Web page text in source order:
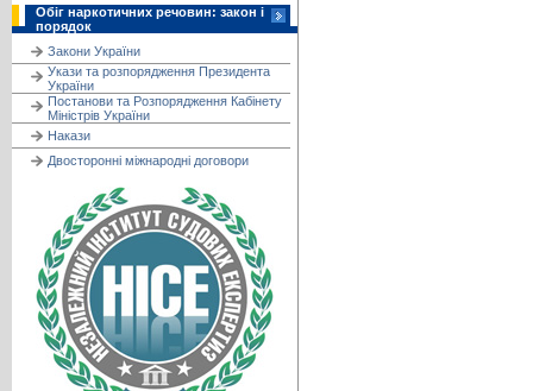
Обіг наркотичних речовин: закон і
порядок
Закони України
Укази та розпорядження Президента
України
Постанови та Розпорядження Кабінету
Міністрів України
Накази
Двосторонні міжнародні договори